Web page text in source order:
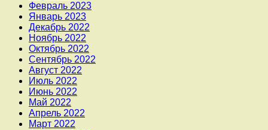
Февраль 2023
Январь 2023
Декабрь 2022
Ноябрь 2022
Октябрь 2022
Сентябрь 2022
Август 2022
Июль 2022
Июнь 2022
Май 2022
Апрель 2022
Март 2022